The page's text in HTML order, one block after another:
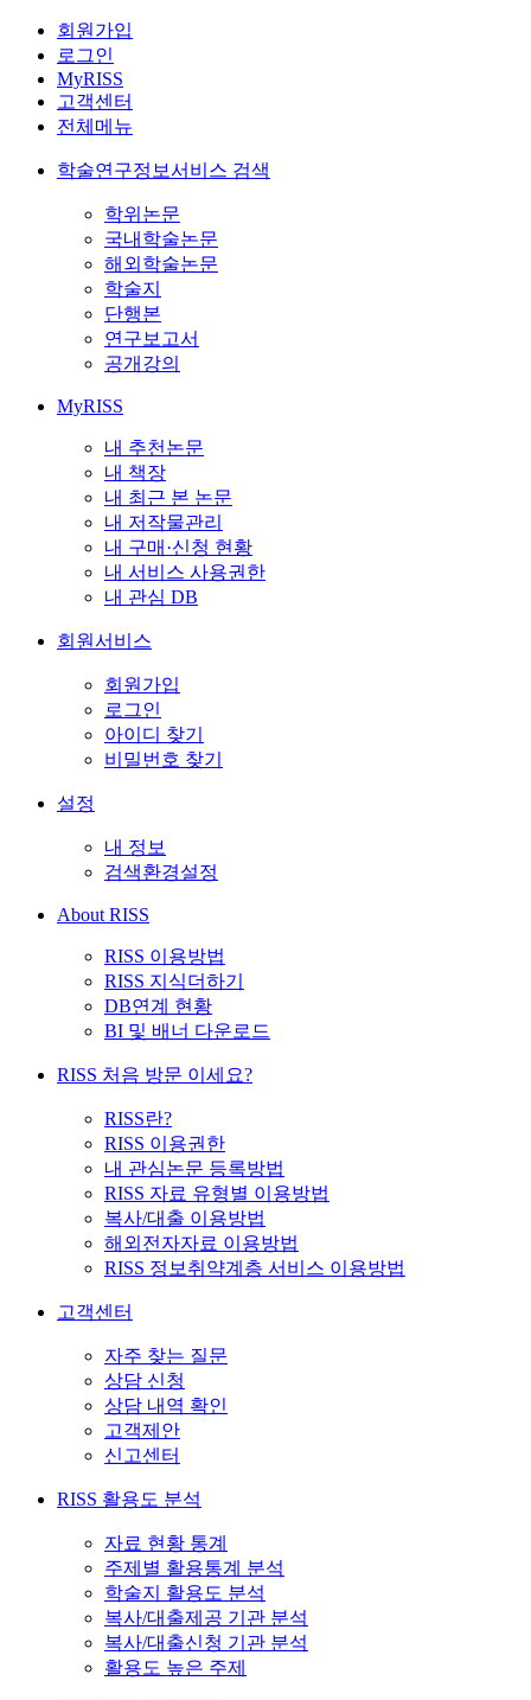
회원가입
로그인
MyRISS
고객센터
전체메뉴
학술연구정보서비스 검색
학위논문
국내학술논문
해외학술논문
학술지
단행본
연구보고서
공개강의
MyRISS
내 추천논문
내 책장
내 최근 본 논문
내 저작물관리
내 구매·신청 현황
내 서비스 사용권한
내 관심 DB
회원서비스
회원가입
로그인
아이디 찾기
비밀번호 찾기
설정
내 정보
검색환경설정
About RISS
RISS 이용방법
RISS 지식더하기
DB연계 현황
BI 및 배너 다운로드
RISS 처음 방문 이세요?
RISS란?
RISS 이용권한
내 관심논문 등록방법
RISS 자료 유형별 이용방법
복사/대출 이용방법
해외전자자료 이용방법
RISS 정보취약계층 서비스 이용방법
고객센터
자주 찾는 질문
상담 신청
상담 내역 확인
고객제안
신고센터
RISS 활용도 분석
자료 현황 통계
주제별 활용통계 분석
학술지 활용도 분석
복사/대출제공 기관 분석
복사/대출신청 기관 분석
활용도 높은 주제